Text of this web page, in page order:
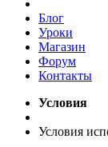
Блог
Уроки
Магазин
Форум
Контакты
Условия
Условия